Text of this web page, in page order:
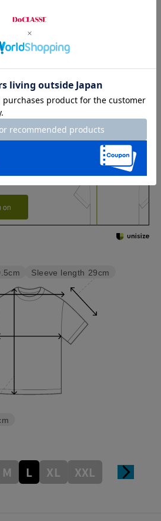
番高いところから裾までを指します
お店で試着する
店頭在庫を見る
size
on
Sleeve length 29cm
M L XL XXL